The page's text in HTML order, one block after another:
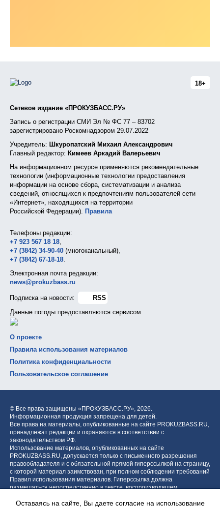
18+
Сетевое издание «ПРОКУЗБАСС.РУ»
Запись о регистрации СМИ Эл № ФС 77 – 83702
зарегистрировано Роскомнадзором 29.07.2022
Учредитель: Шкуропатский Михаил Александрович
Главный редактор: Кимеев Аркадий Валерьевич
На информационном ресурсе применяются рекомендательные
технологии (информационные технологии предоставления
информации на основе сбора, систематизации и анализа
сведений, относящихся к предпочтениям пользователей сети
«Интернет», находящихся на территории
Российской Федерации). Правила
Телефоны редакции:
+7 923 567 18 18,
+7 (3842) 34-90-40 (многоканальный),
+7 (3842) 67-18-18.
Электронная почта редакции:
news@prokuzbass.ru
Подписка на новости:
RSS
Данные погоды предоставляются сервисом
О проекте
Правила использования материалов
Политика конфиденциальности
Пользовательское соглашение
© Все права защищены «ПРОКУЗБАСС.РУ», 2026.
Информационная продукция запрещена для детей.
Все права на материалы, опубликованные на сайте PROKUZBASS.RU,
принадлежат редакции и охраняются в соответствии с
законодательством РФ.
Использование материалов, опубликованных на сайте
PROKUZBASS.RU, допускается только с письменного разрешения
правообладателя и с обязательной прямой гиперссылкой на страницу,
с которой материал заимствован, при полном соблюдении требований
Правил использования материалов. Гиперссылка должна
размещаться непосредственно в тексте, воспроизводящем
блока.
Оставаясь на сайте, Вы даете согласие на использование